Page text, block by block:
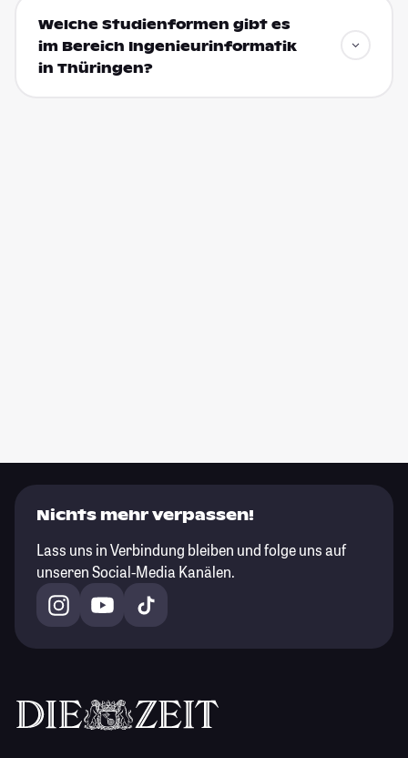
Welche Studienformen gibt es
im Bereich Ingenieurinformatik
in Thüringen?
Nichts mehr verpassen!
Lass uns in Verbindung bleiben und folge uns auf
unseren Social-Media Kanälen.